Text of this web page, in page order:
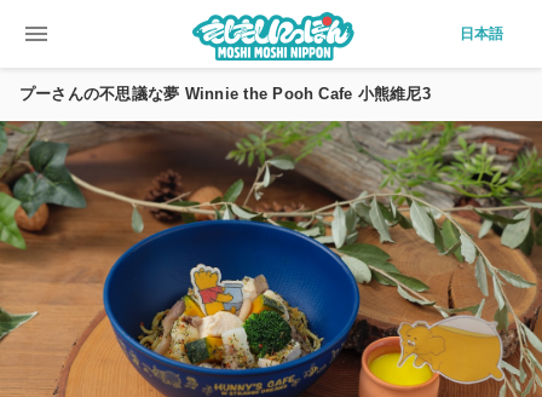
menu 日本語
プーさんの不思議な夢 Winnie the Pooh Cafe 小熊維尼3